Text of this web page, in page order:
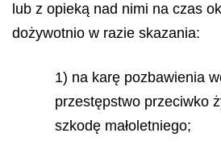
lub z opieką nad nimi na czas
dożywotnio w razie skazania:
1) na karę pozbawienia
przestępstwo przeciwko
szkodę małoletniego;